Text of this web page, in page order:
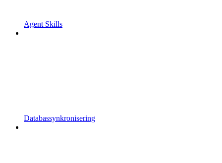
Agent Skills
Databassynkronisering